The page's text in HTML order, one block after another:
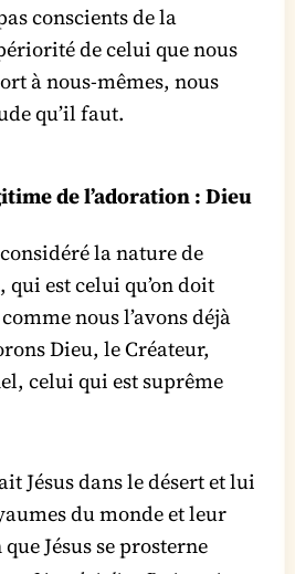
conscients de la
de celui que nous
à nous-mêmes, nous
qu’il faut.
de l’adoration : Dieu
la nature de
est celui qu’on doit
nous l’avons déjà
Dieu, le Créateur,
celui qui est suprême
Jésus dans le désert et lui
du monde et leur
Jésus se prosterne